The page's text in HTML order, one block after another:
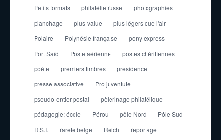
Petits formats
philatélie russe
photographies
planchage
plus-value
plus légers que l'air
Polaire
Polynésie française
pony express
Port Saïd
Poste aérienne
postes chérifiennes
poète
premiers timbres
presidence
presse associative
Pro juventute
pseudo-entier postal
pèlerinage philatélique
pédagogie; école
Pérou pôle Nord
Pôle Sud
R.S.I.
rareté belge Reich
reportage